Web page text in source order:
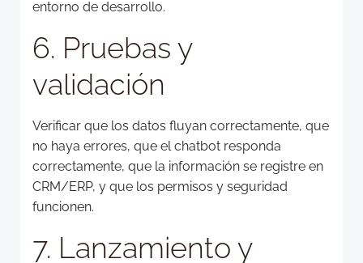
entorno de desarrollo.
6. Pruebas y
validación
Verificar que los datos fluyan correctamente, que
no haya errores, que el chatbot responda
correctamente, que la información se registre en
CRM/ERP, y que los permisos y seguridad
funcionen.
7. Lanzamiento y